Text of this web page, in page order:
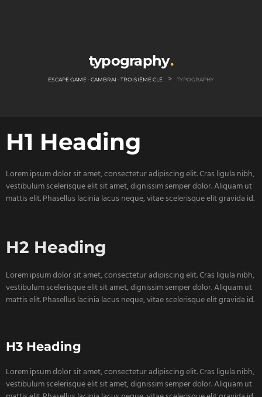
typography
ESCAPE GAME - CAMBRAI - TROISIÈME CLÉ > TYPOGRAPHY
H1 Heading
Lorem ipsum dolor sit amet, consectetur adipiscing elit. Cras ligula nibh,
vestibulum scelerisque elit sit amet, dignissim semper dolor. Aliquam ut
mattis elit. Phasellus lacinia lacus neque, vitae scelerisque elit gravida id.
H2 Heading
Lorem ipsum dolor sit amet, consectetur adipiscing elit. Cras ligula nibh,
vestibulum scelerisque elit sit amet, dignissim semper dolor. Aliquam ut
mattis elit. Phasellus lacinia lacus neque, vitae scelerisque elit gravida id.
H3 Heading
Lorem ipsum dolor sit amet, consectetur adipiscing elit. Cras ligula nibh,
vestibulum scelerisque elit sit amet, dignissim semper dolor. Aliquam ut